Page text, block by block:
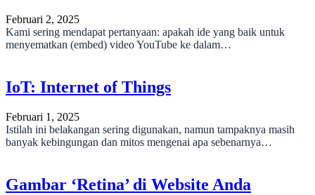
Februari 2, 2025
Kami sering mendapat pertanyaan: apakah ide yang baik untuk
menyematkan (embed) video YouTube ke dalam…
IoT: Internet of Things
Februari 1, 2025
Istilah ini belakangan sering digunakan, namun tampaknya masih
banyak kebingungan dan mitos mengenai apa sebenarnya…
Gambar ‘Retina’ di Website Anda